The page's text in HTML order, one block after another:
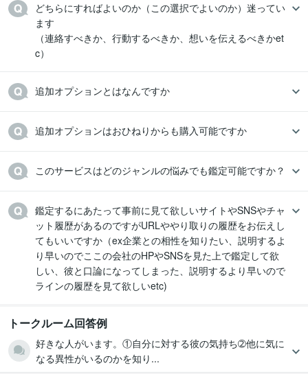
どちらにすればよいのか（この選択でよいのか）迷ってい
ます
（連絡すべきか、行動するべきか、想いを伝えるべきかet
c）
追加オプションはおひねりからも購入可能ですか
このサービスはどのジャンルの悩みでも鑑定可能ですか？
鑑定するにあたって事前に見て欲しいサイトやSNSやチャ
ット履歴があるのですがURLややり取りの履歴をお伝えし
てもいいですか（ex企業との相性を知りたい、説明するよ
り早いのでここの会社のHPやSNSを見た上で鑑定して欲
しい、彼と口論になってしまった、説明するより早いので
ラインの履歴を見て欲しいetc)
トークルーム回答例
好きな人がいます。①自分に対する彼の気持ち➁他に気に
なる異性がいるのかを知り...